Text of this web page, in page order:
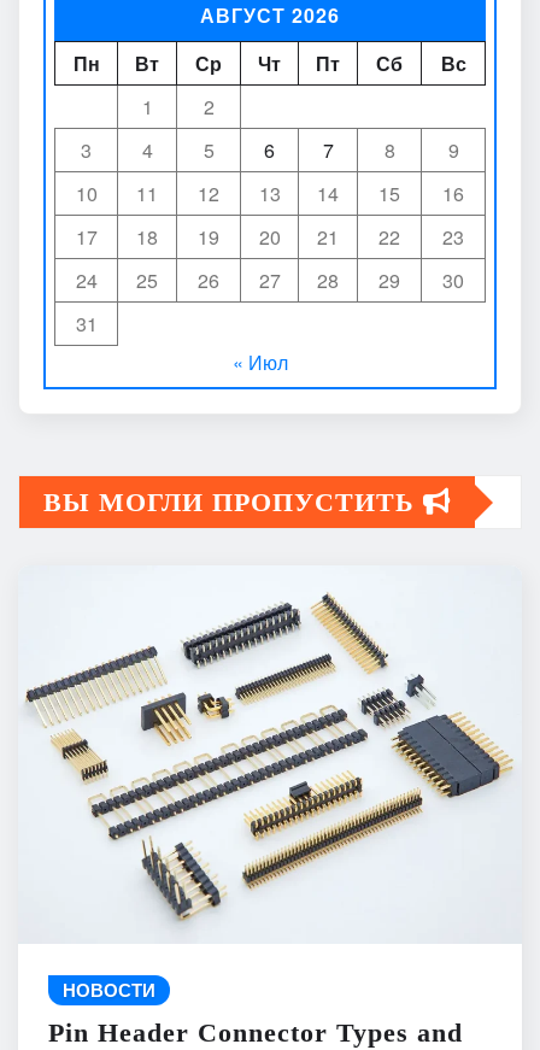
АВГУСТ 2026
Пн
Вт Ср Чт Пт Сб
Вс
1
2
3
4 5 6 7 8
9
10
11 12 13 14 15
16
17
18 19 20 21 22
23
24
25 26 27 28 29
30
31
« Июл
ВЫ МОГЛИ ПРОПУСТИТЬ
НОВОСТИ
Pin Header Connector Types and